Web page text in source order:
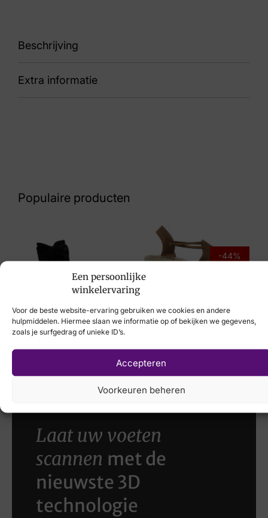
Een persoonlijke
winkelervaring
Voor de beste website-ervaring gebruiken we cookies en andere
hulpmiddelen. Hiermee slaan we informatie op of bekijken we gegevens,
zoals je surfgedrag of unieke ID’s.
Accepteren
Voorkeuren beheren
Beschrijving
91 Auralis 42812-275
Extra informatie
Merk
Auralis 42812-275
Populaire producten
Xsensible
-44%
Viguera
Laat uw voeten
scannen met de
nieuwste 3D
technologie